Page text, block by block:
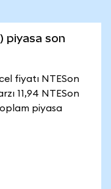
piyasa son
fiyatı NTESon
11,94 NTESon
piyasa